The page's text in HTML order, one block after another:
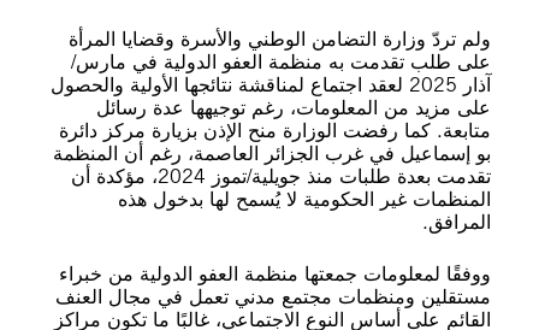
ولم تردّ وزارة التضامن الوطني والأسرة وقضايا المرأة
على طلب تقدمت به منظمة العفو الدولية في مارس/
آذار 2025 لعقد اجتماع لمناقشة نتائجها الأولية والحصول
على مزيد من المعلومات، رغم توجيهها عدة رسائل
متابعة. كما رفضت الوزارة منح الإذن بزيارة مركز دائرة
بو إسماعيل في غرب الجزائر العاصمة، رغم أن المنظمة
تقدمت بعدة طلبات منذ جويلية/تموز 2024، مؤكدة أن
المنظمات غير الحكومية لا يُسمح لها بدخول هذه
المرافق.
ووفقًا لمعلومات جمعتها منظمة العفو الدولية من خبراء
مستقلين ومنظمات مجتمع مدني تعمل في مجال العنف
القائم على أساس النوع الاجتماعي، غالبًا ما تكون مراكز